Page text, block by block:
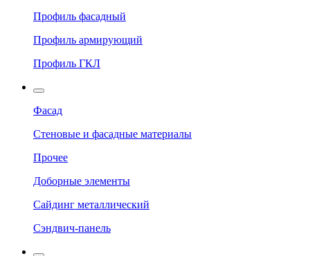
Профиль фасадный
Профиль армирующий
Профиль ГКЛ
Фасад
Стеновые и фасадные материалы
Прочее
Доборные элементы
Сайдинг металлический
Сэндвич-панель